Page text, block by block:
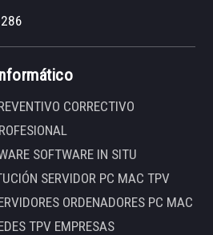
CORRECTIVO
SOFTWARE IN SITU
SERVIDOR PC MAC TPV
ORDENADORES PC MAC
TPV EMPRESAS